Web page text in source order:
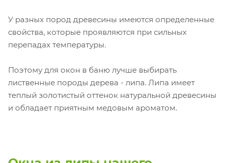
У разных пород древесины имеются определенные
свойства, которые проявляются при сильных
перепадах температуры.
Поэтому для окон в баню лучше выбирать
лиственные породы дерева - липа. Липа имеет
теплый золотистый оттенок натуральной древесины
и обладает приятным медовым ароматом.